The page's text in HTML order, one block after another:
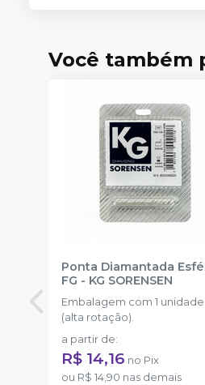
Você também
Ponta Diamantada
FG - KG SORENSEN
Embalagem com 1 unidade
(alta rotação).
a partir de:
R$ 14,16 no Pix
ou R$ 14,90 nas demais